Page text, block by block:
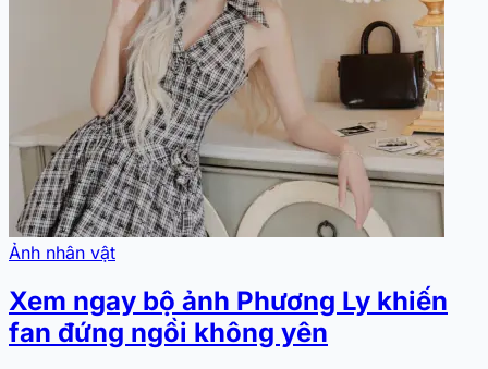
Ảnh nhân vật
Xem ngay bộ ảnh Phương Ly khiến
fan đứng ngồi không yên